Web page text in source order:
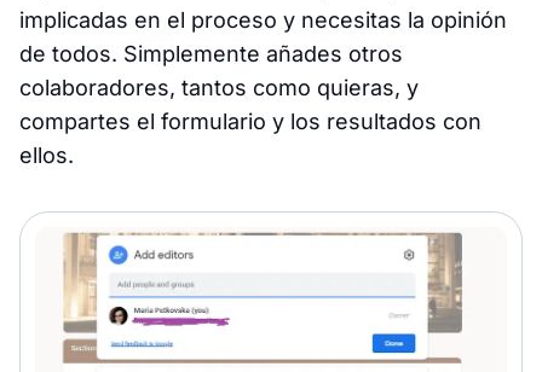
implicadas en el proceso y necesitas la opinión
de todos. Simplemente añades otros
colaboradores, tantos como quieras, y
compartes el formulario y los resultados con
ellos.